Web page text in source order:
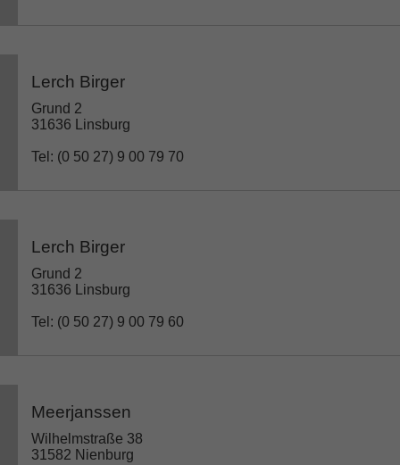
Lerch Birger
Grund 2
31636 Linsburg
Tel: (0 50 27) 9 00 79 70
Lerch Birger
Grund 2
31636 Linsburg
Tel: (0 50 27) 9 00 79 60
Meerjanssen
Wilhelmstraße 38
31582 Nienburg